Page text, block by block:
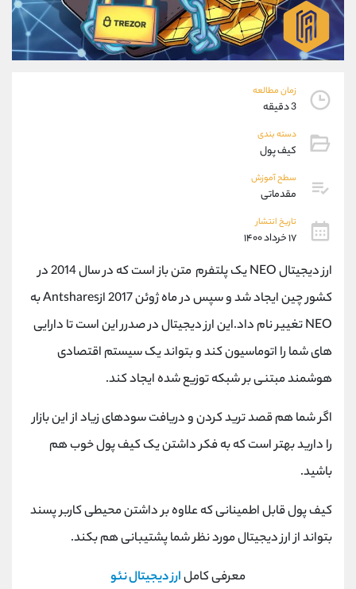
زمان مطالعه
3 دقیقه
دسته بندی
کیف پول
سطح آموزش
مقدماتی
تاریخ انتشار
۱۷ خرداد ۱۴۰۰
ارز دیجیتال NEO یک پلتفرم متن باز است که در سال 2014 در
کشور چین ایجاد شد و سپس در ماه ژوئن 2017 ازAntshares به
NEO تغییر نام داد.این ارز دیجیتال در صدرر این است تا دارایی
های شما را اتوماسیون کند و بتواند یک سیستم اقتصادی
هوشمند مبتنی بر شبکه توزیع شده ایجاد کند.
اگر شما هم قصد ترید کردن و دریافت سودهای زیاد از این بازار
را دارید بهتر است که به فکر داشتن یک کیف پول خوب هم
باشید.
کیف پول قابل اطمینانی که علاوه بر داشتن محیطی کاربر پسند
بتواند از ارز دیجیتال مورد نظر شما پشتیبانی هم بکند.
معرفی کاملارز دیجیتال نئو
09927779040
واتساپ شروع گفتگو
تلگرام @Armteam_admin_por
داخلی 107
پشتیبان فروش
واتساپ
داخلی
اطلاعات تماس (دفتر فروش)
021-22021030
تلفن 021-22021040
بدون پیش شماره 90001030
اینستاگرام @alireza.mehrabii
@alirezamehrabi_com
کانال بله @alirezamehrabi_official